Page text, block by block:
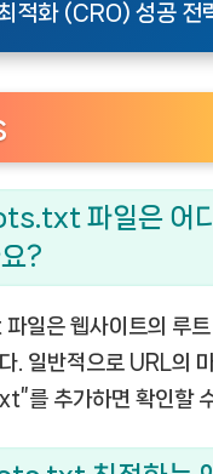
적화 (CRO) 성공 전
파일은 어
?
일은 웹사이트의 루트
. 일반적으로 URL의
를 추가하면 확인할